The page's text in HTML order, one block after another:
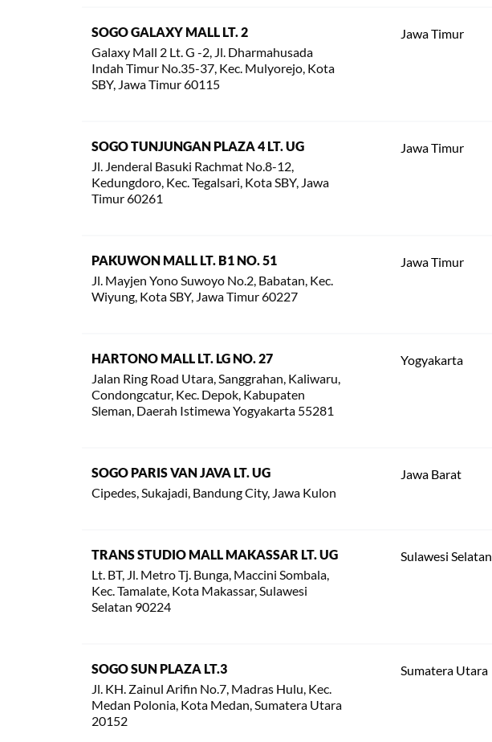
SOGO GALAXY MALL LT. 2
Galaxy Mall 2 Lt. G -2, Jl. Dharmahusada
Indah Timur No.35-37, Kec. Mulyorejo, Kota
SBY, Jawa Timur 60115
Jawa Timur
SOGO TUNJUNGAN PLAZA 4 LT. UG
Jl. Jenderal Basuki Rachmat No.8-12,
Kedungdoro, Kec. Tegalsari, Kota SBY, Jawa
Timur 60261
Jawa Timur
PAKUWON MALL LT. B1 NO. 51
Jl. Mayjen Yono Suwoyo No.2, Babatan, Kec.
Wiyung, Kota SBY, Jawa Timur 60227
Jawa Timur
HARTONO MALL LT. LG NO. 27
Jalan Ring Road Utara, Sanggrahan, Kaliwaru,
Condongcatur, Kec. Depok, Kabupaten
Sleman, Daerah Istimewa Yogyakarta 55281
Yogyakarta
SOGO PARIS VAN JAVA LT. UG
Cipedes, Sukajadi, Bandung City, Jawa Kulon
Jawa Barat
TRANS STUDIO MALL MAKASSAR LT. UG
Lt. BT, Jl. Metro Tj. Bunga, Maccini Sombala,
Kec. Tamalate, Kota Makassar, Sulawesi
Selatan 90224
Sulawesi Selatan
SOGO SUN PLAZA LT.3
Jl. KH. Zainul Arifin No.7, Madras Hulu, Kec.
Medan Polonia, Kota Medan, Sumatera Utara
20152
Sumatera Utara